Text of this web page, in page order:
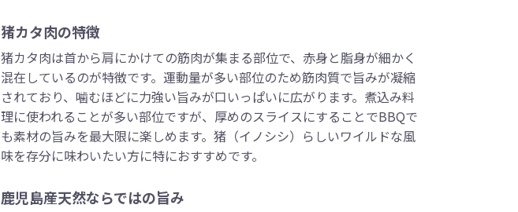
猪カタ肉の特徴
猪カタ肉は首から肩にかけての筋肉が集まる部位で、赤身と脂身が細かく
混在しているのが特徴です。運動量が多い部位のため筋肉質で旨みが凝縮
されており、噛むほどに力強い旨みが口いっぱいに広がります。煮込み料
理に使われることが多い部位ですが、厚めのスライスにすることでBBQで
も素材の旨みを最大限に楽しめます。猪（イノシシ）らしいワイルドな風
味を存分に味わいたい方に特におすすめです。
鹿児島産天然ならではの旨み